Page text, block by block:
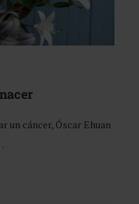
un cáncer, Óscar Ehuan